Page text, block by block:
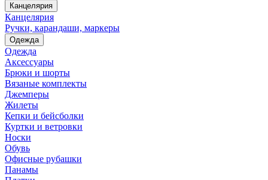
Канцелярия
Канцелярия
Ручки, карандаши, маркеры
Одежда
Одежда
Аксессуары
Брюки и шорты
Вязаные комплекты
Джемперы
Жилеты
Кепки и бейсболки
Куртки и ветровки
Носки
Обувь
Офисные рубашки
Панамы